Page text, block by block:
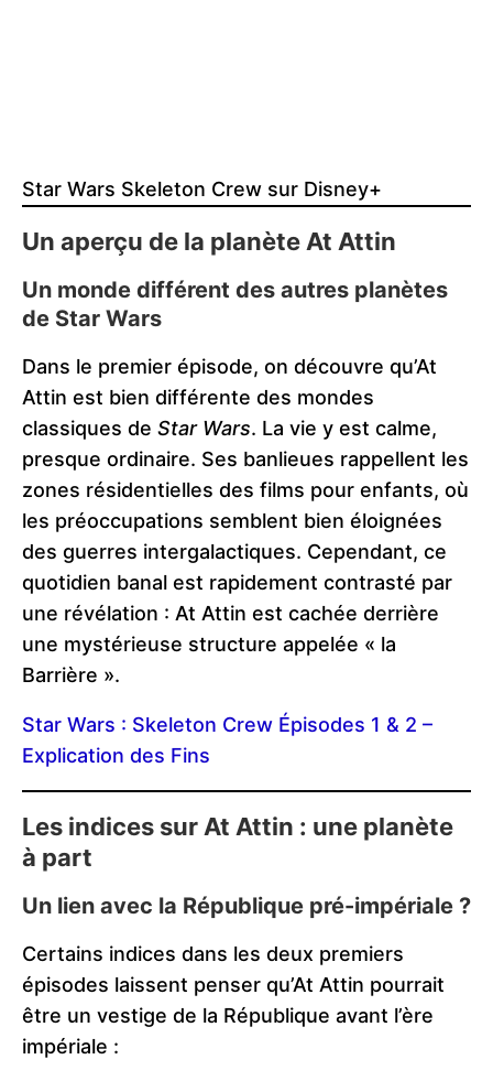
Star Wars Skeleton Crew sur Disney+
Un aperçu de la planète At Attin
Un monde différent des autres planètes
de Star Wars
Dans le premier épisode, on découvre qu’At
Attin est bien différente des mondes
classiques de Star Wars. La vie y est calme,
presque ordinaire. Ses banlieues rappellent les
zones résidentielles des films pour enfants, où
les préoccupations semblent bien éloignées
des guerres intergalactiques. Cependant, ce
quotidien banal est rapidement contrasté par
une révélation : At Attin est cachée derrière
une mystérieuse structure appelée « la
Barrière ».
Star Wars : Skeleton Crew Épisodes 1 & 2 –
Explication des Fins
Les indices sur At Attin : une planète
à part
Un lien avec la République pré-impériale ?
Certains indices dans les deux premiers
épisodes laissent penser qu’At Attin pourrait
être un vestige de la République avant l’ère
impériale :